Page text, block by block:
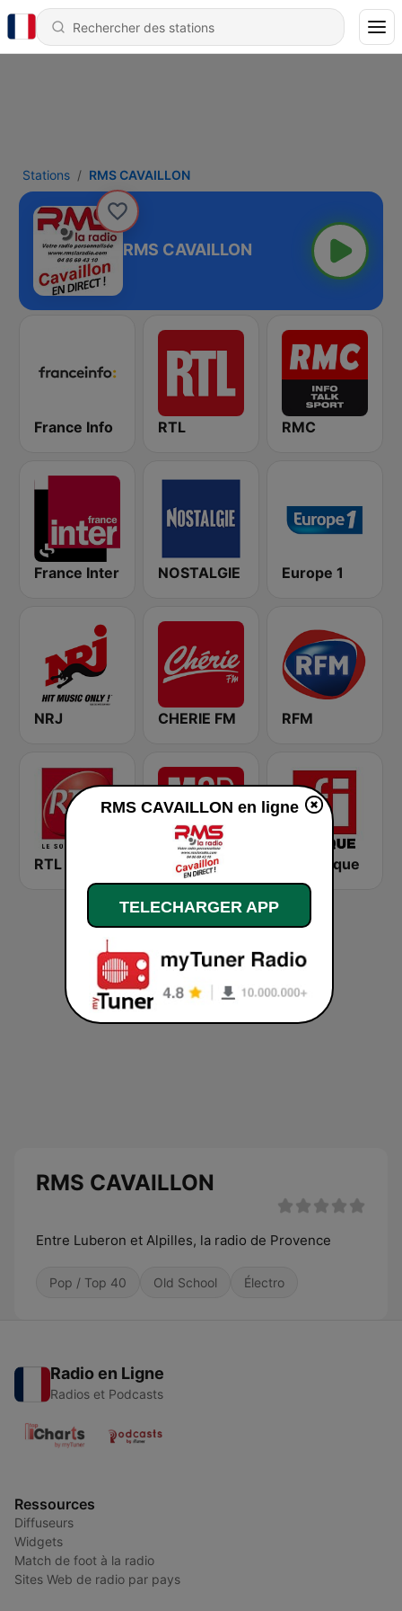
Stations RMS CAVAILLON
RMS CAVAILLON
France Info RTL RMC
France Inter NOSTALGIE Europe 1
NRJ CHERIE FM RFM
RTL 2 RFI Afrique
RMS CAVAILLON
Entre Luberon et Alpilles, la radio de Provence
Pop / Top 40 Old School Électro
Radio en Ligne
Radios et Podcasts
Ressources
Diffuseurs
Widgets
Match de foot à la radio
Sites Web de radio par pays
RMS CAVAILLON en ligne
TELECHARGER APP